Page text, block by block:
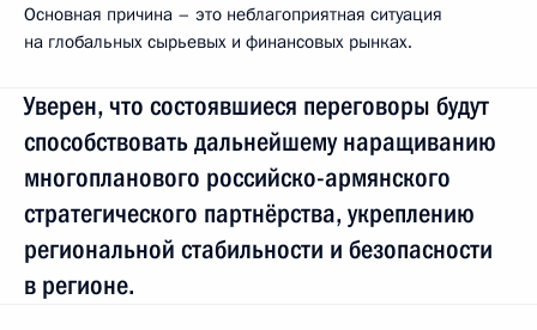
Основная причина – это неблагоприятная ситуация
на глобальных сырьевых и финансовых рынках.
Уверен, что состоявшиеся переговоры будут
способствовать дальнейшему наращиванию
многопланового российско-армянского
стратегического партнёрства, укреплению
региональной стабильности и безопасности
в регионе.